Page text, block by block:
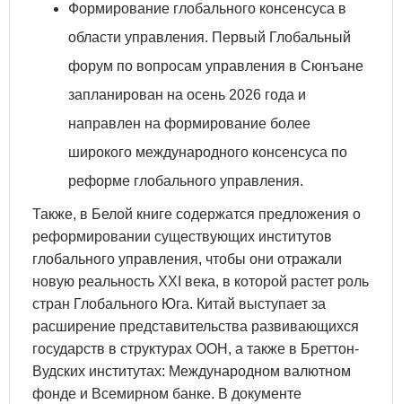
Формирование глобального консенсуса в
области управления. Первый Глобальный
форум по вопросам управления в Сюнъане
запланирован на осень 2026 года и
направлен на формирование более
широкого международного консенсуса по
реформе глобального управления.
Также, в Белой книге содержатся предложения о
реформировании существующих институтов
глобального управления, чтобы они отражали
новую реальность XXI века, в которой растет роль
стран Глобального Юга. Китай выступает за
расширение представительства развивающихся
государств в структурах ООН, а также в Бреттон-
Вудских институтах: Международном валютном
фонде и Всемирном банке. В документе